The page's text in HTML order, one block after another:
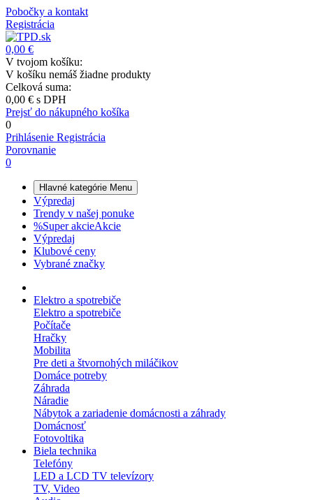
Pobočky a kontakt
Registrácia
0,00 €
V tvojom košíku:
V košíku nemáš žiadne produkty
Celková suma:
0,00 € s DPH
Prejsť do nákupného košíka
0
Prihlásenie Registrácia
Porovnanie
0
Hlavné kategórie Menu
Výpredaj
Trendy v našej ponuke
%Super akcieAkcie
Výpredaj
Klubové ceny
Vybrané značky
Elektro a spotrebiče
Elektro a spotrebiče
Počítače
Hračky
Mobilita
Pre deti a štvornohých miláčikov
Domáce potreby
Záhrada
Náradie
Nábytok a zariadenie domácnosti a záhrady
Domácnosť
Fotovoltika
Biela technika
Telefóny
LED a LCD TV televízory
TV, Video